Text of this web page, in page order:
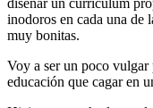
diseñar un currículum
inodoros en cada una de
muy bonitas.
Voy a ser un poco vulgar
educación que cagar en